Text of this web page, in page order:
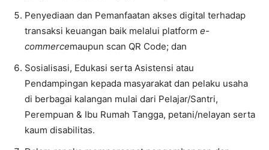
Penyediaan dan Pemanfaatan akses digital terhadap
transaksi keuangan baik melalui platform e-
commercemaupun scan QR Code; dan
Sosialisasi, Edukasi serta Asistensi atau
Pendampingan kepada masyarakat dan pelaku usaha
di berbagai kalangan mulai dari Pelajar/Santri,
Perempuan & Ibu Rumah Tangga, petani/nelayan serta
kaum disabilitas.